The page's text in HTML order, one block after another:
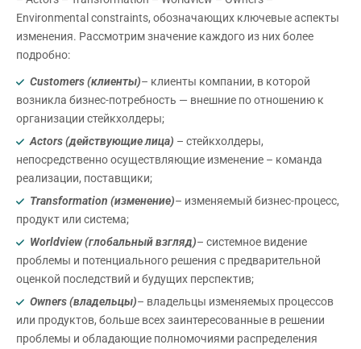
Environmental constraints, обозначающих ключевые аспекты
изменения. Рассмотрим значение каждого из них более
подробно:
Customers (клиенты)– клиенты компании, в которой
возникла бизнес-потребность — внешние по отношению к
организации стейкхолдеры;
Actors (действующие лица) – стейкхолдеры,
непосредственно осуществляющие изменение – команда
реализации, поставщики;
Transformation (изменение)– изменяемый бизнес-процесс,
продукт или система;
Worldview (глобальный взгляд)– системное видение
проблемы и потенциального решения с предварительной
оценкой последствий и будущих перспектив;
Owners (владельцы)– владельцы изменяемых процессов
или продуктов, больше всех заинтересованные в решении
проблемы и обладающие полномочиями распределения